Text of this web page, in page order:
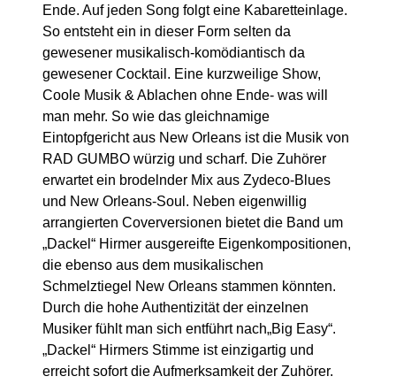
Ende. Auf jeden Song folgt eine Kabaretteinlage.
So entsteht ein in dieser Form selten da
gewesener musikalisch-komödiantisch da
gewesener Cocktail. Eine kurzweilige Show,
Coole Musik & Ablachen ohne Ende- was will
man mehr. So wie das gleichnamige
Eintopfgericht aus New Orleans ist die Musik von
RAD GUMBO würzig und scharf. Die Zuhörer
erwartet ein brodelnder Mix aus Zydeco-Blues
und New Orleans-Soul. Neben eigenwillig
arrangierten Coverversionen bietet die Band um
„Dackel“ Hirmer ausgereifte Eigenkompositionen,
die ebenso aus dem musikalischen
Schmelztiegel New Orleans stammen könnten.
Durch die hohe Authentizität der einzelnen
Musiker fühlt man sich entführt nach„Big Easy“.
„Dackel“ Hirmers Stimme ist einzigartig und
erreicht sofort die Aufmerksamkeit der Zuhörer.